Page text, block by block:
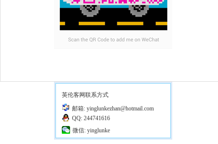
英伦客网联系方式
邮箱: yinglunkezhan@hotmail.com
QQ: 244741616
微信: yinglunke